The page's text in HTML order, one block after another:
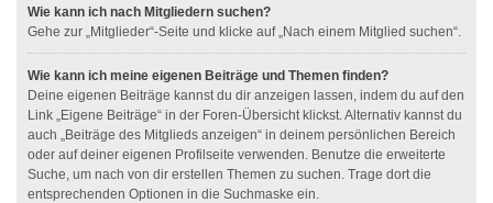
Wie kann ich nach Mitgliedern suchen?
Gehe zur „Mitglieder“-Seite und klicke auf „Nach einem Mitglied suchen“.
Wie kann ich meine eigenen Beiträge und Themen finden?
Deine eigenen Beiträge kannst du dir anzeigen lassen, indem du auf den
Link „Eigene Beiträge“ in der Foren-Übersicht klickst. Alternativ kannst du
auch „Beiträge des Mitglieds anzeigen“ in deinem persönlichen Bereich
oder auf deiner eigenen Profilseite verwenden. Benutze die erweiterte
Suche, um nach von dir erstellen Themen zu suchen. Trage dort die
entsprechenden Optionen in die Suchmaske ein.